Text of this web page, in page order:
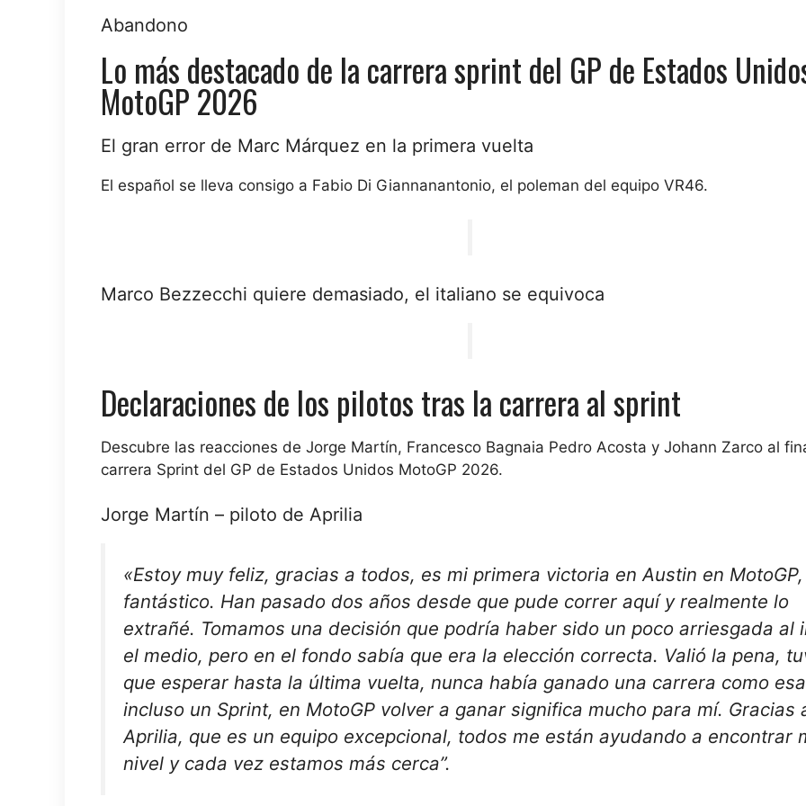
Abandono
Lo más destacado de la carrera sprint del GP de Estados
MotoGP 2026
El gran error de Marc Márquez en la primera vuelta
El español se lleva consigo a Fabio Di Giannanantonio, el poleman del equipo VR46.
Marco Bezzecchi quiere demasiado, el italiano se equivoca
Declaraciones de los pilotos tras la carrera al sprint
Descubre las reacciones de Jorge Martín, Francesco Bagnaia Pedro Acosta y Johann Zarco al
carrera Sprint del GP de Estados Unidos MotoGP 2026.
Jorge Martín – piloto de Aprilia
«Estoy muy feliz, gracias a todos, es mi primera victoria en Austin en
fantástico. Han pasado dos años desde que pude correr aquí y realmente lo
extrañé. Tomamos una decisión que podría haber sido un poco arriesgada al
el medio, pero en el fondo sabía que era la elección correcta. Valió la pena,
que esperar hasta la última vuelta, nunca había ganado una carrera como
incluso un Sprint, en MotoGP volver a ganar significa mucho para mí. Gracias
Aprilia, que es un equipo excepcional, todos me están ayudando a encontrar
nivel y cada vez estamos más cerca”.